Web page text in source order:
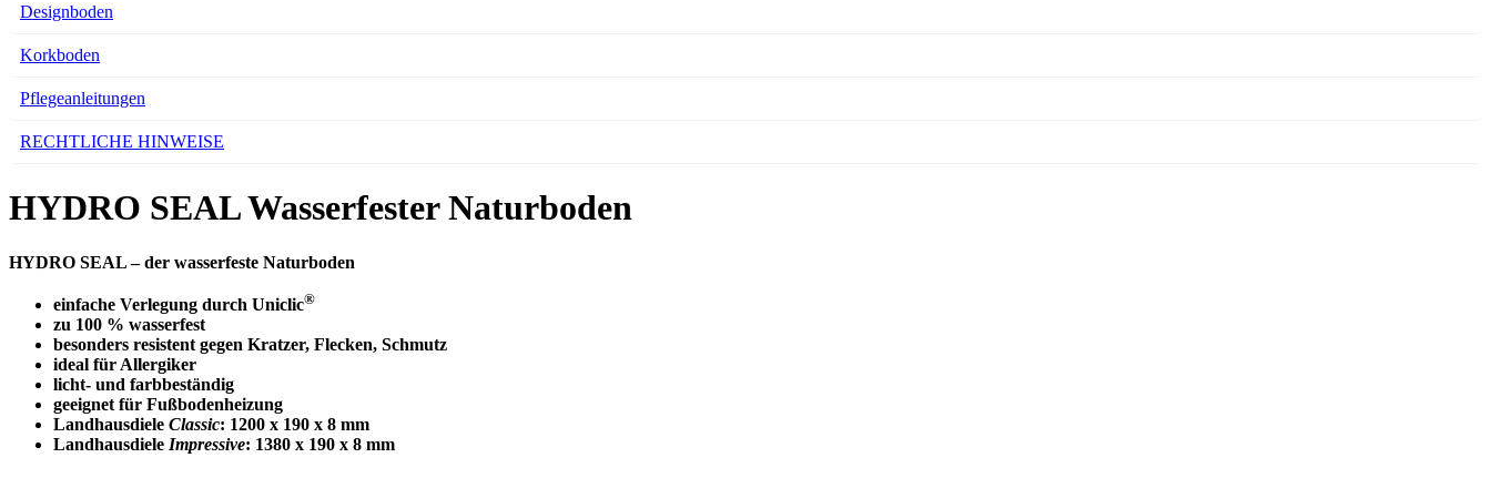
Designboden
Korkboden
Pflegeanleitungen
RECHTLICHE HINWEISE
HYDRO SEAL Wasserfester Naturboden
HYDRO SEAL – der wasserfeste Naturboden
einfache Verlegung durch Uniclic®
zu 100 % wasserfest
besonders resistent gegen Kratzer, Flecken, Schmutz
ideal für Allergiker
licht- und farbbeständig
geeignet für Fußbodenheizung
Landhausdiele Classic: 1200 x 190 x 8 mm
Landhausdiele Impressive: 1380 x 190 x 8 mm